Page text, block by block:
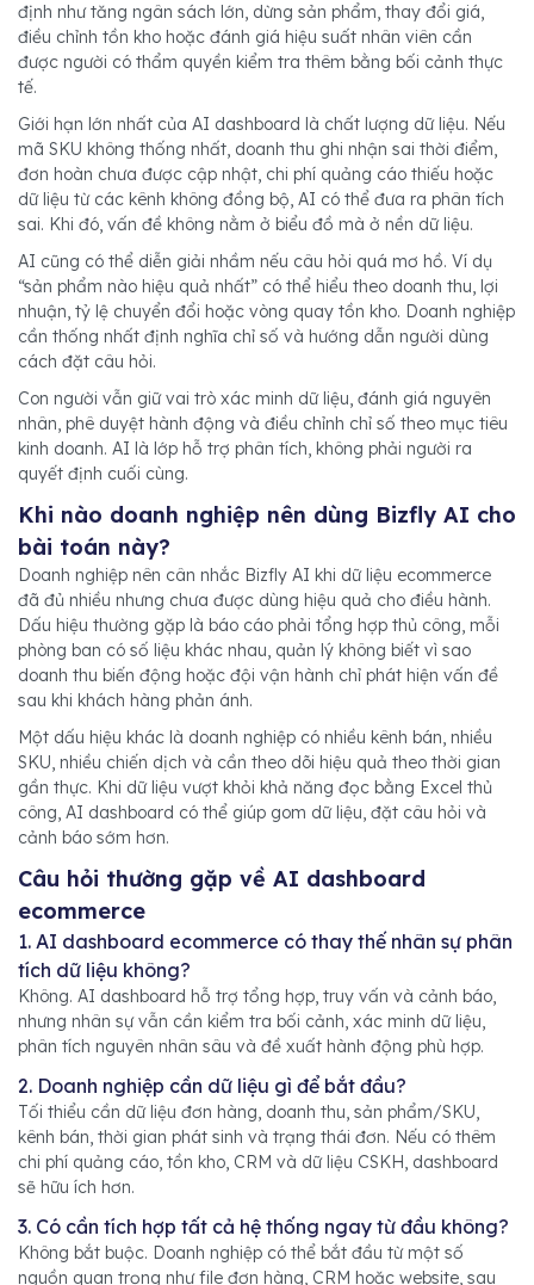
định như tăng ngân sách lớn, dừng sản phẩm, thay đổi giá,
điều chỉnh tồn kho hoặc đánh giá hiệu suất nhân viên cần
được người có thẩm quyền kiểm tra thêm bằng bối cảnh thực
tế.
Giới hạn lớn nhất của AI dashboard là chất lượng dữ liệu. Nếu
mã SKU không thống nhất, doanh thu ghi nhận sai thời điểm,
đơn hoàn chưa được cập nhật, chi phí quảng cáo thiếu hoặc
dữ liệu từ các kênh không đồng bộ, AI có thể đưa ra phân tích
sai. Khi đó, vấn đề không nằm ở biểu đồ mà ở nền dữ liệu.
AI cũng có thể diễn giải nhầm nếu câu hỏi quá mơ hồ. Ví dụ
“sản phẩm nào hiệu quả nhất” có thể hiểu theo doanh thu, lợi
nhuận, tỷ lệ chuyển đổi hoặc vòng quay tồn kho. Doanh nghiệp
cần thống nhất định nghĩa chỉ số và hướng dẫn người dùng
cách đặt câu hỏi.
Con người vẫn giữ vai trò xác minh dữ liệu, đánh giá nguyên
nhân, phê duyệt hành động và điều chỉnh chỉ số theo mục tiêu
kinh doanh. AI là lớp hỗ trợ phân tích, không phải người ra
quyết định cuối cùng.
Khi nào doanh nghiệp nên dùng Bizfly AI cho
bài toán này?
Doanh nghiệp nên cân nhắc Bizfly AI khi dữ liệu ecommerce
đã đủ nhiều nhưng chưa được dùng hiệu quả cho điều hành.
Dấu hiệu thường gặp là báo cáo phải tổng hợp thủ công, mỗi
phòng ban có số liệu khác nhau, quản lý không biết vì sao
doanh thu biến động hoặc đội vận hành chỉ phát hiện vấn đề
sau khi khách hàng phản ánh.
Một dấu hiệu khác là doanh nghiệp có nhiều kênh bán, nhiều
SKU, nhiều chiến dịch và cần theo dõi hiệu quả theo thời gian
gần thực. Khi dữ liệu vượt khỏi khả năng đọc bằng Excel thủ
công, AI dashboard có thể giúp gom dữ liệu, đặt câu hỏi và
cảnh báo sớm hơn.
Câu hỏi thường gặp về AI dashboard
ecommerce
1. AI dashboard ecommerce có thay thế nhân sự phân
tích dữ liệu không?
Không. AI dashboard hỗ trợ tổng hợp, truy vấn và cảnh báo,
nhưng nhân sự vẫn cần kiểm tra bối cảnh, xác minh dữ liệu,
phân tích nguyên nhân sâu và đề xuất hành động phù hợp.
2. Doanh nghiệp cần dữ liệu gì để bắt đầu?
Tối thiểu cần dữ liệu đơn hàng, doanh thu, sản phẩm/SKU,
kênh bán, thời gian phát sinh và trạng thái đơn. Nếu có thêm
chi phí quảng cáo, tồn kho, CRM và dữ liệu CSKH, dashboard
sẽ hữu ích hơn.
3. Có cần tích hợp tất cả hệ thống ngay từ đầu không?
Không bắt buộc. Doanh nghiệp có thể bắt đầu từ một số
nguồn quan trọng như file đơn hàng, CRM hoặc website, sau